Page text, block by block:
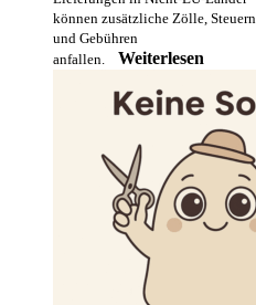
können zusätzliche Zölle, Steuern
und Gebühren
anfallen.
Weiterlesen